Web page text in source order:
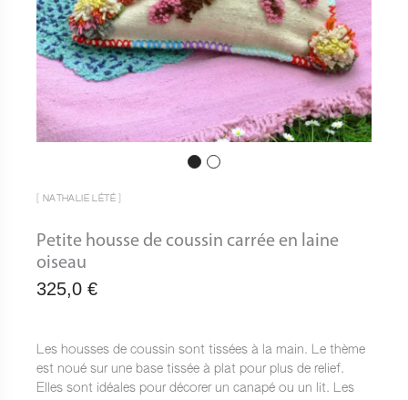
[ NATHALIE LÉTÉ ]
Petite housse de coussin carrée en laine
oiseau
325,0 €
Les housses de coussin sont tissées à la main. Le thème
est noué sur une base tissée à plat pour plus de relief.
Elles sont idéales pour décorer un canapé ou un lit. Les